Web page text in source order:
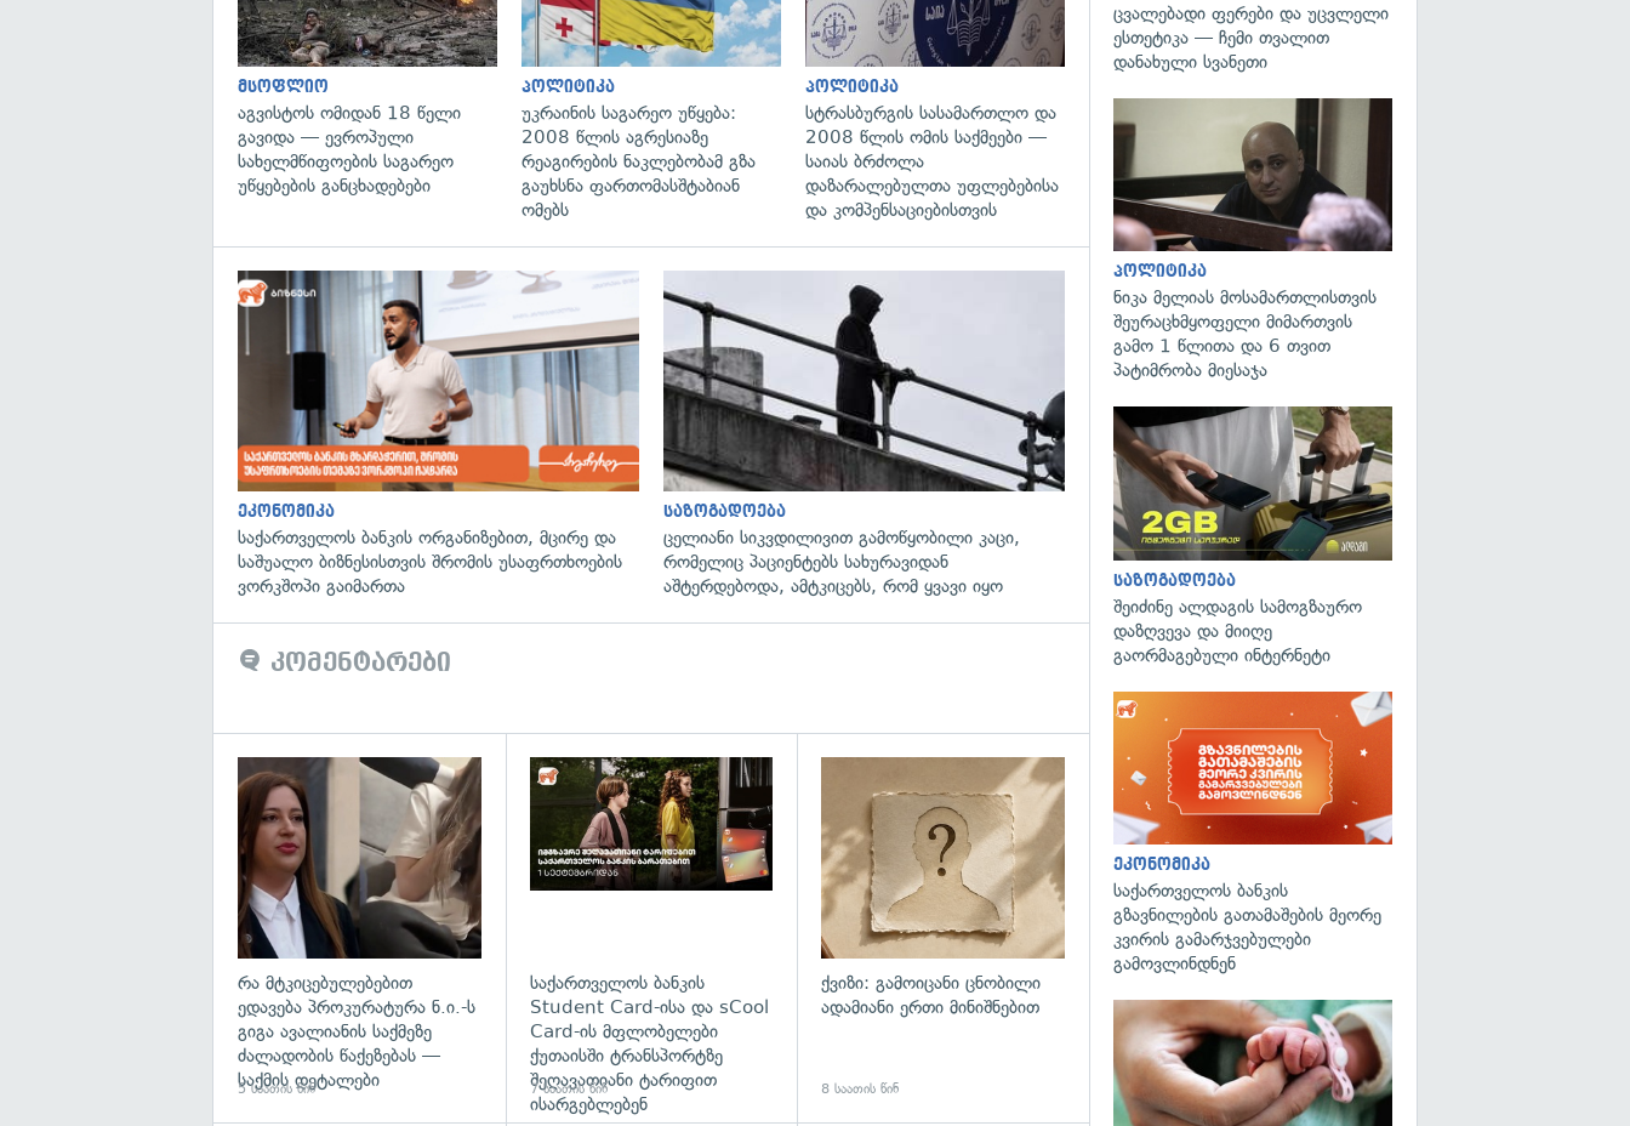
მსოფლიო
აგვისტოს ომიდან 18 წელი
გავიდა — ევროპული
სახელმწიფოების საგარეო
უწყებების განცხადებები
პოლიტიკა
უკრაინის საგარეო უწყება:
2008 წლის აგრესიაზე
რეაგირების ნაკლებობამ გზა
გაუხსნა ფართომასშტაბიან
ომებს
პოლიტიკა
სტრასბურგის სასამართლო და
2008 წლის ომის საქმეები —
საიას ბრძოლა
დაზარალებულთა უფლებებისა
და კომპენსაციებისთვის
ეკონომიკა
საქართველოს ბანკის ორგანიზებით, მცირე და
საშუალო ბიზნესისთვის შრომის უსაფრთხოების
ვორკშოპი გაიმართა
გადახედვა
საზოგადოება
ცელიანი სიკვდილივით გამოწყობილი კაცი,
რომელიც პაციენტებს სახურავიდან
აშტერდებოდა, ამტკიცებს, რომ ყვავი იყო
კომენტარები
გადახედვა
რა მტკიცებულებებით
ედავება პროკურატურა ნ.ი.-ს
გიგა ავალიანის საქმეზე
ძალადობის წაქეზებას —
საქმის დეტალები
5 საათის წინ
საქართველოს ბანკის
Student Card-ისა და sCool
Card-ის მფლობელები
ქუთაისში ტრანსპორტზე
შეღავათიანი ტარიფით
ისარგებლებენ
7 საათის წინ
ქვიზი: გამოიცანი ცნობილი
ადამიანი ერთი მინიშნებით
8 საათის წინ
ცვალებადი ფერები და უცვლელი
ესთეტიკა — ჩემი თვალით
დანახული სვანეთი
პოლიტიკა
ნიკა მელიას მოსამართლისთვის
შეურაცხმყოფელი მიმართვის
გამო 1 წლითა და 6 თვით
პატიმრობა მიესაჯა
საზოგადოება
შეიძინე ალდაგის სამოგზაურო
დაზღვევა და მიიღე
გაორმაგებული ინტერნეტი
ეკონომიკა
საქართველოს ბანკის
გზავნილების გათამაშების მეორე
კვირის გამარჯვებულები
გამოვლინდნენ